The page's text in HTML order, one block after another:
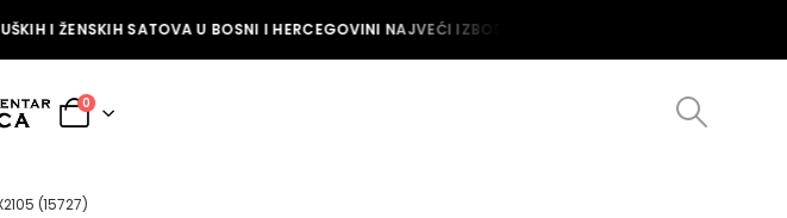
I ŽENSKIH SATOVA U BOSNI I HERCEGOVINI NAJVEĆI IZBOR MUŠKIH I ŽENSKIH SATOVA U
0
(15727)